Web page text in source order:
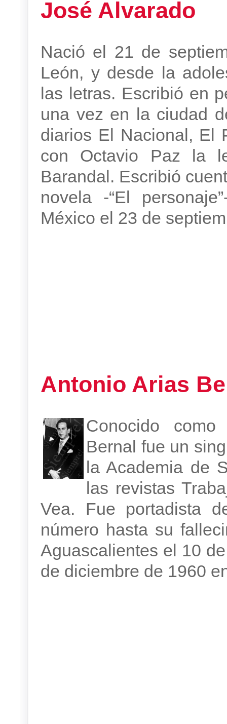
José Alvarado
Nació el 21 de
León, y desde la
las letras. Escribió en
una vez en la ciudad
diarios El Nacional, El
con Octavio Paz la
Barandal. Escribió
novela -“El
México el 23 de
Antonio Arias
Conocido
Bernal fue un
la Academia de
las revistas
Vea. Fue portadista
número hasta su
Aguascalientes el 10
de diciembre de 1960